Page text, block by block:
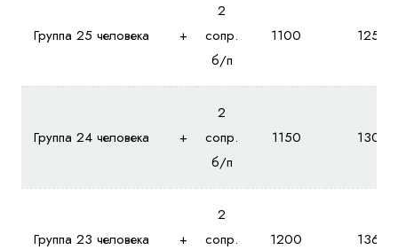
Группа 25 человека +
2
сопр.
б/п
1100 1250
Группа 24 человека +
2
сопр.
б/п
1150 1300
Группа 23 человека +
2
сопр.
1200 1360